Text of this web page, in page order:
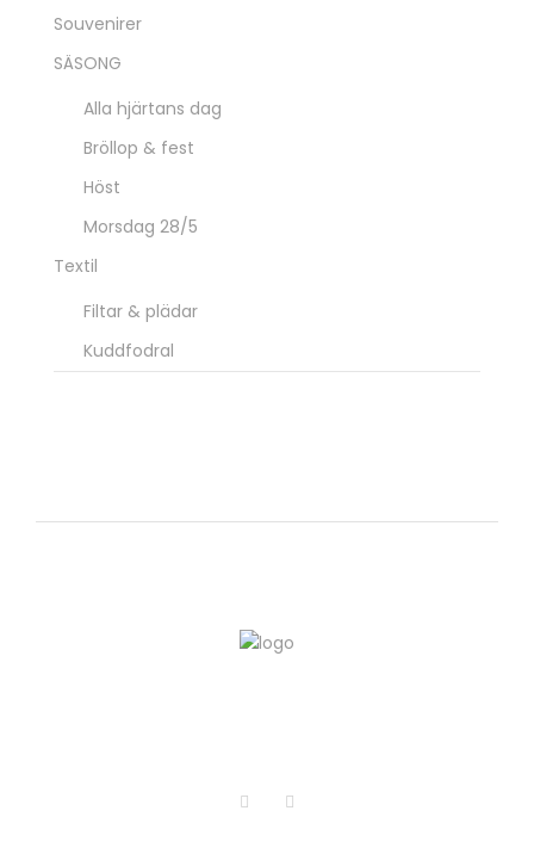
Souvenirer
SÄSONG
Alla hjärtans dag
Bröllop & fest
Höst
Morsdag 28/5
Textil
Filtar & plädar
Kuddfodral